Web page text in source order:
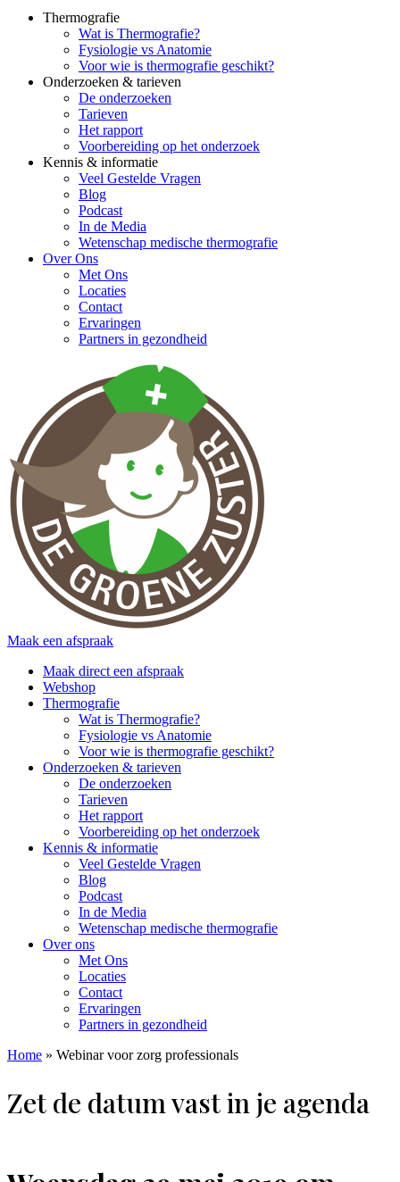
Thermografie
Wat is Thermografie?
Fysiologie vs Anatomie
Voor wie is thermografie geschikt?
Onderzoeken & tarieven
De onderzoeken
Tarieven
Het rapport
Voorbereiding op het onderzoek
Kennis & informatie
Veel Gestelde Vragen
Blog
Podcast
In de Media
Wetenschap medische thermografie
Over Ons
Met Ons
Locaties
Contact
Ervaringen
Partners in gezondheid
Maak een afspraak
Maak direct een afspraak
Webshop
Thermografie
Wat is Thermografie?
Fysiologie vs Anatomie
Voor wie is thermografie geschikt?
Onderzoeken & tarieven
De onderzoeken
Tarieven
Het rapport
Voorbereiding op het onderzoek
Kennis & informatie
Veel Gestelde Vragen
Blog
Podcast
In de Media
Wetenschap medische thermografie
Over ons
Met Ons
Locaties
Contact
Ervaringen
Partners in gezondheid
Home » Webinar voor zorg professionals
Zet de datum vast in je agenda